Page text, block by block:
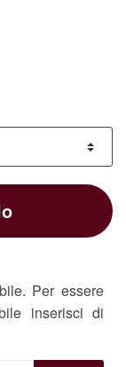
Per essere
inserisci di